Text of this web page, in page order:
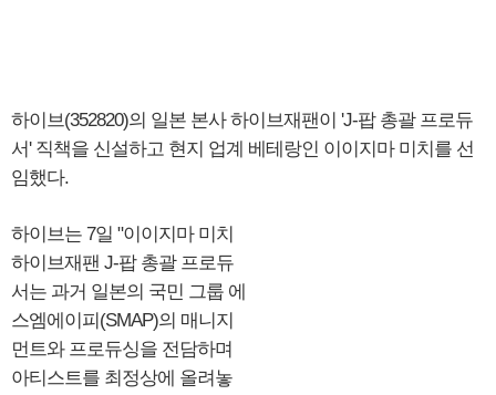
하이브(352820)의 일본 본사 하이브재팬이 'J-팝 총괄 프로듀
서' 직책을 신설하고 현지 업계 베테랑인 이이지마 미치를 선
임했다.
하이브는 7일 "이이지마 미치
하이브재팬 J-팝 총괄 프로듀
서는 과거 일본의 국민 그룹 에
스엠에이피(SMAP)의 매니지
먼트와 프로듀싱을 전담하며
아티스트를 최정상에 올려놓